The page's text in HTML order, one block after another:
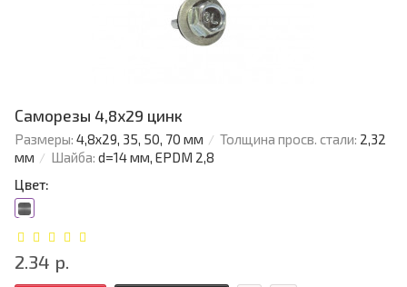
Саморезы 4,8х29 цинк
Размеры: 4,8х29, 35, 50, 70 мм Толщина просв. стали: 2,32
мм
Шайба: d=14 мм, EPDM 2,8
Цвет:
2.34 р.